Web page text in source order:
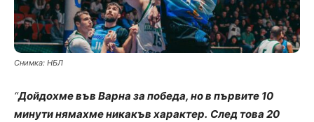
Снимка: НБЛ
“Дойдохме във Варна за победа, но в първите 10
минути нямахме никакъв характер. След това 20